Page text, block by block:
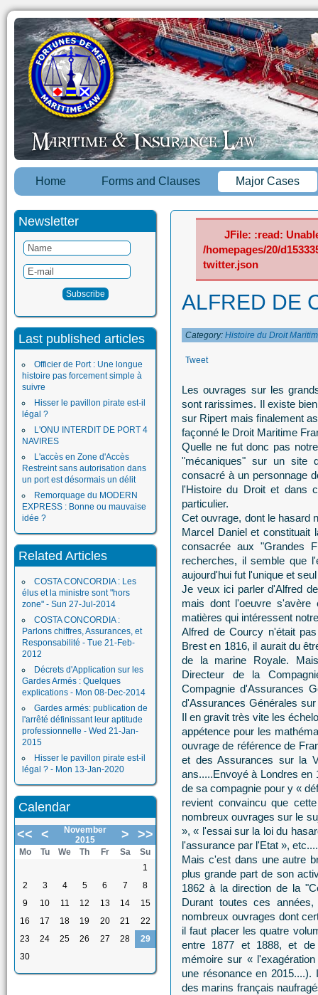
Home Forms and Clauses Major Cases
Newsletter
Last published articles
Officier de Port : Une longue
histoire pas forcement simple à
suivre
Hisser le pavillon pirate est-il
légal ?
L'ONU INTERDIT DE PORT 4
NAVIRES
L'accès en Zone d'Accès
Restreint sans autorisation dans
un port est désormais un délit
Remorquage du MODERN
EXPRESS : Bonne ou mauvaise
idée ?
Related Articles
COSTA CONCORDIA : Les
élus et la ministre sont "hors
zone" - Sun 27-Jul-2014
COSTA CONCORDIA :
Parlons chiffres, Assurances, et
Responsabilité - Tue 21-Feb-
2012
Décrets d'Application sur les
Gardes Armés : Quelques
explications - Mon 08-Dec-2014
Gardes armés: publication de
l'arrêté définissant leur aptitude
professionnelle - Wed 21-Jan-
2015
Hisser le pavillon pirate est-il
légal ? - Mon 13-Jan-2020
Calendar
<<
<
November
2015
> >>
Mo Tu We Th Fr Sa
Su
1
2
3 4 5 6 7
8
9
10 11 12 13 14
15
16
17 18 19 20 21
22
23
24 25 26 27 28
29
30
JFile: :read:
/homepages/20/
twitter.json
ALFRED DE
Category: Histoire du Droit
Tweet
Les ouvrages sur les
sont rarissimes. Il existe
sur Ripert mais finalement
façonné le Droit Maritime
Quelle ne fut donc pas
"mécaniques" sur un site
consacré à un personnage
l'Histoire du Droit et dans
particulier.
Cet ouvrage, dont le hasard
Marcel Daniel et constituait
consacrée aux "Grandes
recherches, il semble que
aujourd'hui fut l'unique et
Je veux ici parler d'Alfred
mais dont l'oeuvre
matières qui intéressent
Alfred de Courcy n'était
Brest en 1816, il aurait du
de la marine Royale.
Directeur de la
Compagnie d'Assurances
d'Assurances Générales
Il en gravit très vite les
appétence pour les
ouvrage de référence de
et des Assurances sur la
ans.....Envoyé à Londres en
de sa compagnie pour y «
revient convaincu que
nombreux ouvrages sur le
», « l'essai sur la loi du
l'assurance par l'Etat »,
Mais c'est dans une autre
plus grande part de son
1862 à la direction de la
Durant toutes ces
nombreux ouvrages dont
il faut placer les quatre
entre 1877 et 1888, et
mémoire sur «
une résonance en
des marins français